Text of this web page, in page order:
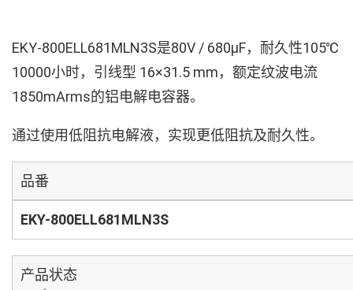
EKY-800ELL681MLN3S是80V / 680µF，耐久性105℃
10000小时，引线型 16×31.5 mm，额定纹波电流
1850mArms的铝电解电容器。
通过使用低阻抗电解液，实现更低阻抗及耐久性。
品番
EKY-800ELL681MLN3S
产品状态